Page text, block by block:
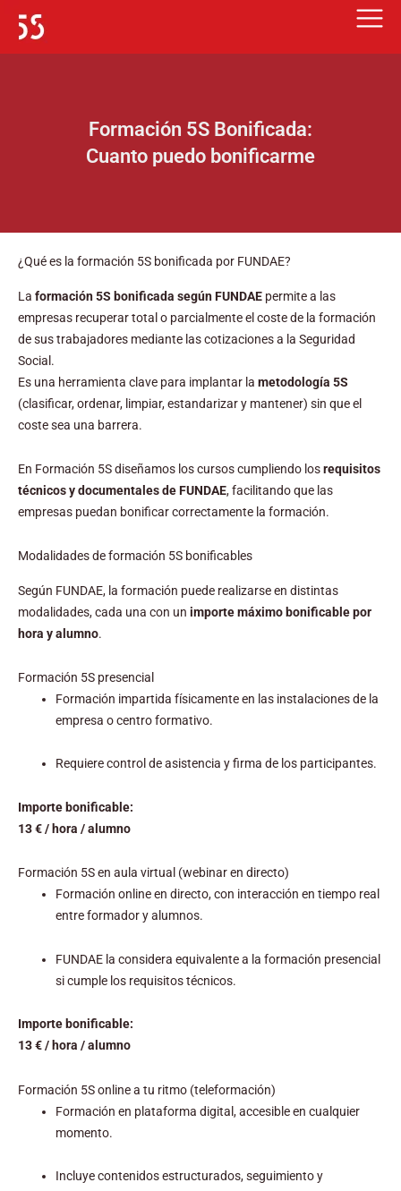
Formación 5S Bonificada:
Cuanto puedo bonificarme
¿Qué es la formación 5S bonificada por FUNDAE?
La formación 5S bonificada según FUNDAE permite a las
empresas recuperar total o parcialmente el coste de la formación
de sus trabajadores mediante las cotizaciones a la Seguridad
Social.
Es una herramienta clave para implantar la metodología 5S
(clasificar, ordenar, limpiar, estandarizar y mantener) sin que el
coste sea una barrera.
En Formación 5S diseñamos los cursos cumpliendo losrequisitos
técnicos y documentales de FUNDAE, facilitando que las
empresas puedan bonificar correctamente la formación.
Modalidades de formación 5S bonificables
Según FUNDAE, la formación puede realizarse en distintas
modalidades, cada una con un importe máximo bonificable por
hora y alumno.
Formación 5S presencial
Formación impartida físicamente en las instalaciones de la
empresa o centro formativo.
Requiere control de asistencia y firma de los participantes.
Importe bonificable:
13 € / hora / alumno
Formación 5S en aula virtual (webinar en directo)
Formación online en directo, con interacción en tiempo real
entre formador y alumnos.
FUNDAE la considera equivalente a la formación presencial
si cumple los requisitos técnicos.
Importe bonificable:
13 € / hora / alumno
Formación 5S online a tu ritmo (teleformación)
Formación en plataforma digital, accesible en cualquier
momento.
Incluye contenidos estructurados, seguimiento y